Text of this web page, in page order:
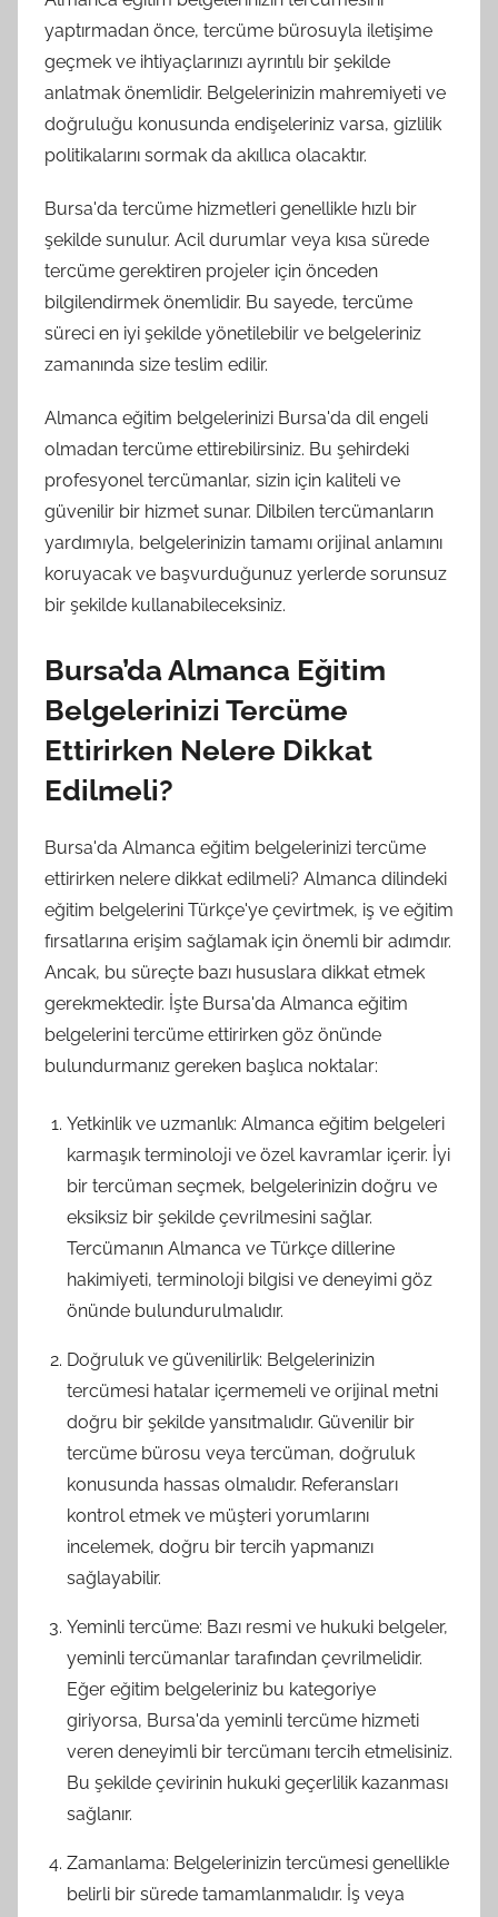
yaptırmadan önce, tercüme bürosuyla iletişime
geçmek ve ihtiyaçlarınızı ayrıntılı bir şekilde
anlatmak önemlidir. Belgelerinizin mahremiyeti ve
doğruluğu konusunda endişeleriniz varsa, gizlilik
politikalarını sormak da akıllıca olacaktır.
Bursa'da tercüme hizmetleri genellikle hızlı bir
şekilde sunulur. Acil durumlar veya kısa sürede
tercüme gerektiren projeler için önceden
bilgilendirmek önemlidir. Bu sayede, tercüme
süreci en iyi şekilde yönetilebilir ve belgeleriniz
zamanında size teslim edilir.
Almanca eğitim belgelerinizi Bursa'da dil engeli
olmadan tercüme ettirebilirsiniz. Bu şehirdeki
profesyonel tercümanlar, sizin için kaliteli ve
güvenilir bir hizmet sunar. Dilbilen tercümanların
yardımıyla, belgelerinizin tamamı orijinal anlamını
koruyacak ve başvurduğunuz yerlerde sorunsuz
bir şekilde kullanabileceksiniz.
Bursa’da Almanca Eğitim
Belgelerinizi Tercüme
Ettirirken Nelere Dikkat
Edilmeli?
Bursa'da Almanca eğitim belgelerinizi tercüme
ettirirken nelere dikkat edilmeli? Almanca dilindeki
eğitim belgelerini Türkçe'ye çevirtmek, iş ve eğitim
fırsatlarına erişim sağlamak için önemli bir adımdır.
Ancak, bu süreçte bazı hususlara dikkat etmek
gerekmektedir. İşte Bursa'da Almanca eğitim
belgelerini tercüme ettirirken göz önünde
bulundurmanız gereken başlıca noktalar:
Yetkinlik ve uzmanlık: Almanca eğitim belgeleri
karmaşık terminoloji ve özel kavramlar içerir. İyi
bir tercüman seçmek, belgelerinizin doğru ve
eksiksiz bir şekilde çevrilmesini sağlar.
Tercümanın Almanca ve Türkçe dillerine
hakimiyeti, terminoloji bilgisi ve deneyimi göz
önünde bulundurulmalıdır.
Doğruluk ve güvenilirlik: Belgelerinizin
tercümesi hatalar içermemeli ve orijinal metni
doğru bir şekilde yansıtmalıdır. Güvenilir bir
tercüme bürosu veya tercüman, doğruluk
konusunda hassas olmalıdır. Referansları
kontrol etmek ve müşteri yorumlarını
incelemek, doğru bir tercih yapmanızı
sağlayabilir.
Yeminli tercüme: Bazı resmi ve hukuki belgeler,
yeminli tercümanlar tarafından çevrilmelidir.
Eğer eğitim belgeleriniz bu kategoriye
giriyorsa, Bursa'da yeminli tercüme hizmeti
veren deneyimli bir tercümanı tercih etmelisiniz.
Bu şekilde çevirinin hukuki geçerlilik kazanması
sağlanır.
Zamanlama: Belgelerinizin tercümesi genellikle
belirli bir sürede tamamlanmalıdır. İş veya